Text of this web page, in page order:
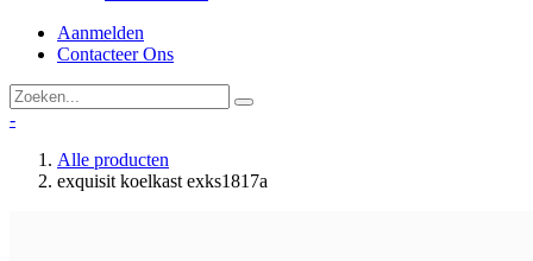
Aanmelden
Contacteer Ons
-
Alle producten
exquisit koelkast exks1817a